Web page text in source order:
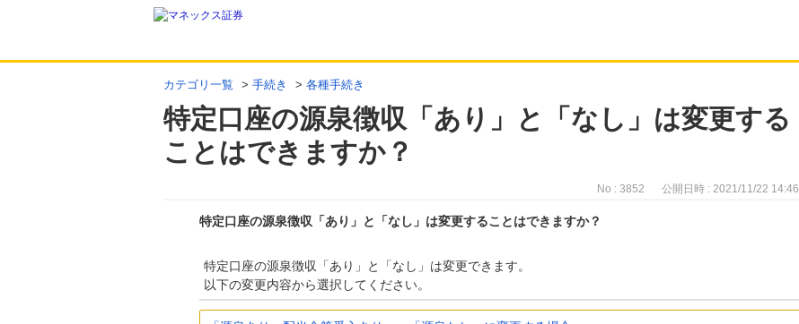
カテゴリ一覧 > 手続き > 各種手続き
特定口座の源泉徴収「あり」と「なし」は変更する
ことはできますか？
No : 3852 公開日時 : 2021/11/22 14:46
特定口座の源泉徴収「あり」と「なし」は変更することはできますか？
特定口座の源泉徴収「あり」と「なし」は変更できます。
以下の変更内容から選択してください。